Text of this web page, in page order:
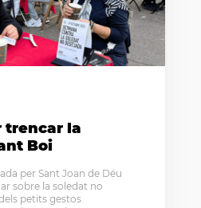
trencar la
Boi
per Sant Joan de Déu
sobre la soledat no
petits gestos